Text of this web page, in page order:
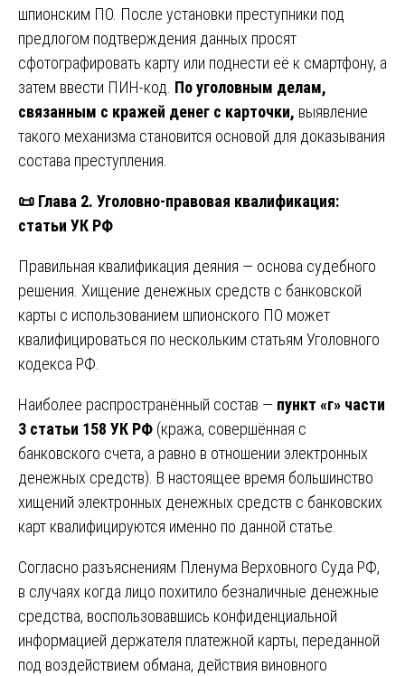
шпионским ПО. После установки преступники под
предлогом подтверждения данных просят
сфотографировать карту или поднести её к смартфону, а
затем ввести ПИН-код. По уголовным делам,
связанным с кражей денег с карточки, выявление
такого механизма становится основой для доказывания
состава преступления.
📜 Глава 2. Уголовно-правовая квалификация:
статьи УК РФ
Правильная квалификация деяния — основа судебного
решения. Хищение денежных средств с банковской
карты с использованием шпионского ПО может
квалифицироваться по нескольким статьям Уголовного
кодекса РФ.
Наиболее распространённый состав — пункт «г» части
3 статьи 158 УК РФ (кража, совершённая с
банковского счета, а равно в отношении электронных
денежных средств). В настоящее время большинство
хищений электронных денежных средств с банковских
карт квалифицируются именно по данной статье.
Согласно разъяснениям Пленума Верховного Суда РФ,
в случаях когда лицо похитило безналичные денежные
средства, воспользовавшись конфиденциальной
информацией держателя платежной карты, переданной
под воздействием обмана, действия виновного